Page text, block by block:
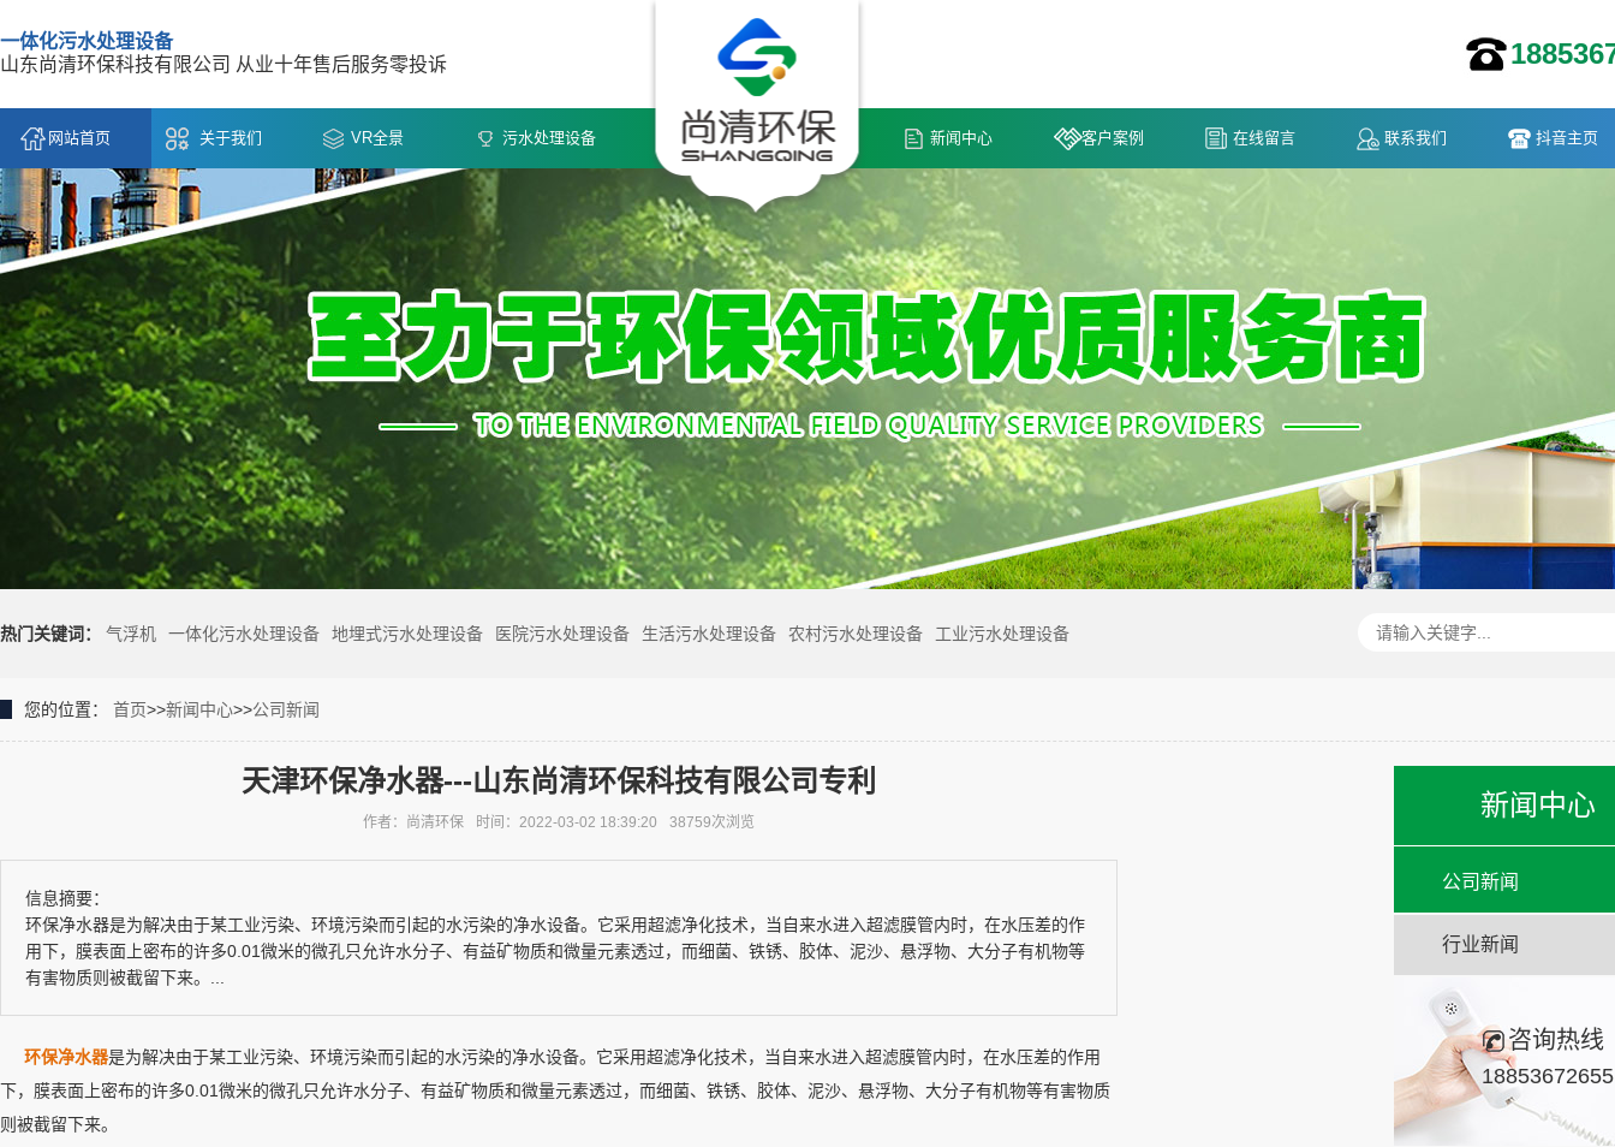
一体化污水处理设备
山东尚清环保科技有限公司 从业十年售后服务零投诉
网站首页 关于我们 VR全景 污水处理设备 新闻中心 客户案例 在线留言 联系我们 抖音主页
热门关键词： 气浮机 一体化污水处理设备 地埋式污水处理设备 医院污水处理设备 生活污水处理设备 农村污水处理设备 工业污水处理设备
您的位置： 首页>>新闻中心>>公司新闻
新闻中心
公司新闻
行业新闻
咨询热线
18853672655
天津环保净水器---山东尚清环保科技有限公司专利
作者：尚清环保 时间：2022-03-02 18:39:20 38759次浏览
信息摘要：
环保净水器是为解决由于某工业污染、环境污染而引起的水污染的净水设备。它采用超滤净化技术，当自来水进入超滤膜管内时，在水压差的作
用下，膜表面上密布的许多0.01微米的微孔只允许水分子、有益矿物质和微量元素透过，而细菌、铁锈、胶体、泥沙、悬浮物、大分子有机物等
有害物质则被截留下来。...
环保净水器是为解决由于某工业污染、环境污染而引起的水污染的净水设备。它采用超滤净化技术，当自来水进入超滤膜管内时，在水压差的作用
下，膜表面上密布的许多0.01微米的微孔只允许水分子、有益矿物质和微量元素透过，而细菌、铁锈、胶体、泥沙、悬浮物、大分子有机物等有害物质
则被截留下来。